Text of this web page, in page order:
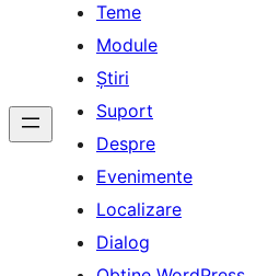
Teme
Module
Știri
Suport
Despre
Evenimente
Localizare
Dialog